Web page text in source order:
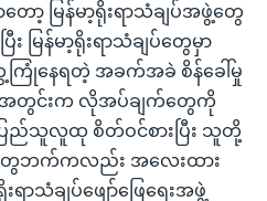
ော့ မြန်မာ့ရိုးရာသံချပ်အဖွဲ့တွေ
း မြန်မာ့ရိုးရာသံချပ်တွေမှာ
ြုံနေရတဲ့ အခက်အခဲ စိန်ခေါ်မှု
အတွင်းက လိုအပ်ချက်တွေကို
ည်သူလူထု စိတ်ဝင်စားပြီး သူတို့
ဘက်ကလည်း အလေးထား
ာသံချပ်ဖျော်ဖြေရေးအဖွဲ့